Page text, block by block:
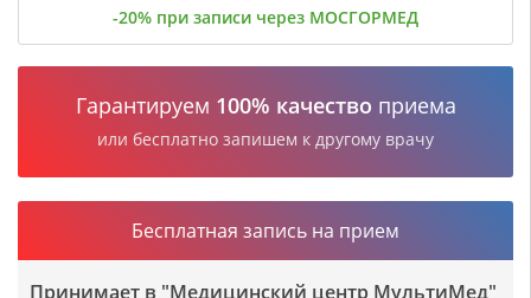
-20% при записи через МОСГОРМЕД
Гарантируем 100% качество приема
или бесплатно запишем к другому врачу
Бесплатная запись на прием
Принимает в "Медицинский центр МультиМед"